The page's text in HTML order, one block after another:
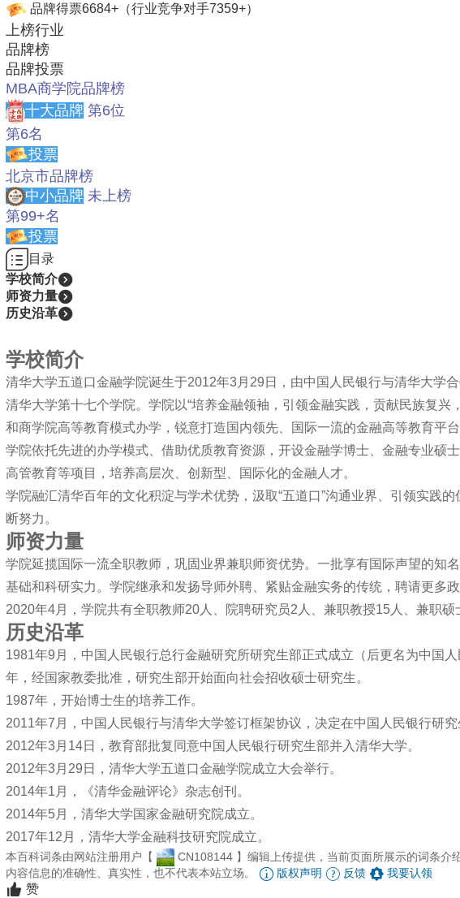
品牌得票6684+ （行业竞争对手7359+）
上榜行业
品牌榜
品牌投票
MBA商学院品牌榜
十大品牌 第6位
第6名
投票
北京市品牌榜
中小品牌 未上榜
第99+名
投票
目录
学校简介
师资力量
历史沿革
学校简介
清华大学五道口金融学院诞生于2012年3月29日，由中国人民银行与清华大学
清华大学第十七个学院。 学院以“培养金融领袖，引领金融实践，贡献民族复
和商学院高等教育模式办学，锐意打造国内领先、国际一流的金融高等教育平
学院依托先进的办学模式、借助优质教育资源，开设金融学博士、金融专业硕
高管教育等项目，培养高层次、创新型、国际化的金融人才。
学院融汇清华百年的文化积淀与学术优势，汲取“五道口”沟通业界、引领实践
断努力。
师资力量
学院延揽国际一流全职教师，巩固业界兼职师资优势。一批享有国际声望的知
基础和科研实力。学院继承和发扬导师外聘、紧贴金融实务的传统，聘请更多
2020年4月，学院共有全职教师20人、院聘研究员2人、兼职教授15人、兼职硕
历史沿革
1981年9月，中国人民银行总行金融研究所研究生部正式成立（后更名为中国
年，经国家教委批准，研究生部开始面向社会招收硕士研究生。
1987年，开始博士生的培养工作。
2011年7月，中国人民银行与清华大学签订框架协议，决定在中国人民银行研
2012年3月14日，教育部批复同意中国人民银行研究生部并入清华大学。
2012年3月29日，清华大学五道口金融学院成立大会举行。
2014年1月，《清华金融评论》杂志创刊。
2014年5月，清华大学国家金融研究院成立。
2017年12月，清华大学金融科技研究院成立。
本百科词条由网站注册用户【 CN108144 】编辑上传提供，当前页面所展示的词条介
内容信息的准确性、真实性，也不代表本站立场。
版权声明 反馈 我要认领
赞